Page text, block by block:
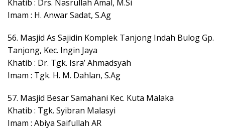
Khatib : Drs. Nasrullah Amal, M.Si
Imam : H. Anwar Sadat, S.Ag
56. Masjid As Sajidin Komplek Tanjong Indah Bulog Gp.
Tanjong, Kec. Ingin Jaya
Khatib : Dr. Tgk. Isra’ Ahmadsyah
Imam : Tgk. H. M. Dahlan, S.Ag
57. Masjid Besar Samahani Kec. Kuta Malaka
Khatib : Tgk. Syibran Malasyi
Imam : Abiya Saifullah AR